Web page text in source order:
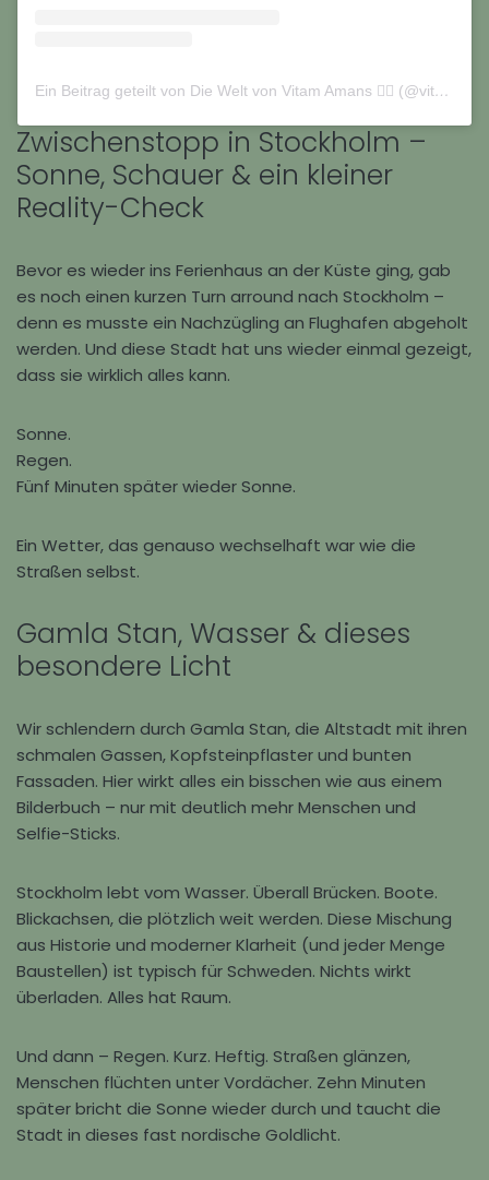
Ein Beitrag geteilt von Die Welt von Vitam Amans 🏳️‍🌈 (@vitamamans_on_tour)
Zwischenstopp in Stockholm –
Sonne, Schauer & ein kleiner
Reality-Check
Bevor es wieder ins Ferienhaus an der Küste ging, gab
es noch einen kurzen Turn arround nach Stockholm –
denn es musste ein Nachzügling an Flughafen abgeholt
werden. Und diese Stadt hat uns wieder einmal gezeigt,
dass sie wirklich alles kann.
Sonne.
Regen.
Fünf Minuten später wieder Sonne.
Ein Wetter, das genauso wechselhaft war wie die
Straßen selbst.
Gamla Stan, Wasser & dieses
besondere Licht
Wir schlendern durch Gamla Stan, die Altstadt mit ihren
schmalen Gassen, Kopfsteinpflaster und bunten
Fassaden. Hier wirkt alles ein bisschen wie aus einem
Bilderbuch – nur mit deutlich mehr Menschen und
Selfie-Sticks.
Stockholm lebt vom Wasser. Überall Brücken. Boote.
Blickachsen, die plötzlich weit werden. Diese Mischung
aus Historie und moderner Klarheit (und jeder Menge
Baustellen) ist typisch für Schweden. Nichts wirkt
überladen. Alles hat Raum.
Und dann – Regen. Kurz. Heftig. Straßen glänzen,
Menschen flüchten unter Vordächer. Zehn Minuten
später bricht die Sonne wieder durch und taucht die
Stadt in dieses fast nordische Goldlicht.